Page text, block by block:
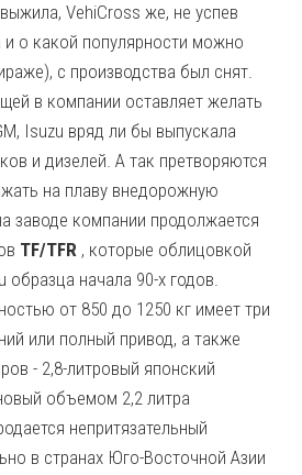
VehiCross же, не успев
и о какой популярности можно
с производства был снят.
в компании оставляет желать
Isuzu вряд ли бы выпускала
и дизелей. А так претворяются
на плаву внедорожную
заводе компании продолжается
TF/TFR , которые облицовкой
образца начала 90-х годов.
от 850 до 1250 кг имеет три
или полный привод, а также
- 2,8-литровый японский
объемом 2,2 литра
непритязательный
в странах Юго-Восточной Азии